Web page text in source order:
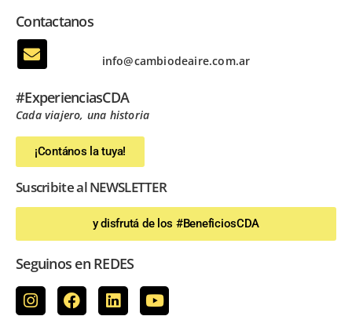
Contactanos
info@cambiodeaire.com.ar
#ExperienciasCDA
Cada viajero, una historia
¡Contános la tuya!
Suscribite al NEWSLETTER
y disfrutá de los #BeneficiosCDA
Seguinos en REDES